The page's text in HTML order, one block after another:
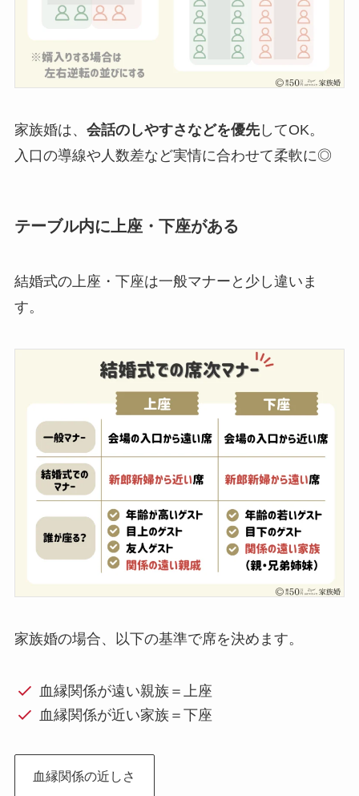
家族婚は、 会話のしやすさなどを優先してOK。
入口の導線や人数差など実情に合わせて柔軟に◎
テーブル内に上座・下座がある
結婚式の上座・下座は一般マナーと少し違いま
す。
家族婚の場合、以下の基準で席を決めます。
血縁関係が遠い親族＝上座
血縁関係が近い家族＝下座
血縁関係の近しさ